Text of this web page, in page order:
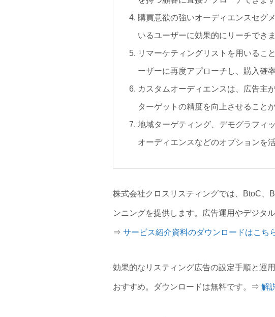
購買意欲の強いオーディエンスセグ
いるユーザーに効果的にリーチできま
リマーケティングリストを用いるこ
ーザーに再度アプローチし、購入確
カスタムオーディエンスは、広告主
ターゲットの精度を向上させること
地域ターゲティング、デモグラフィ
オーディエンスなどのオプションを
株式会社クロスリスティングでは、BtoC、
ンニングを提供します。広告運用やデジタ
⇒ サービス紹介資料のダウンロードはこち
効果的なリスティング広告の設定手順と運
おすすめ。ダウンロードは無料です。⇒ 解